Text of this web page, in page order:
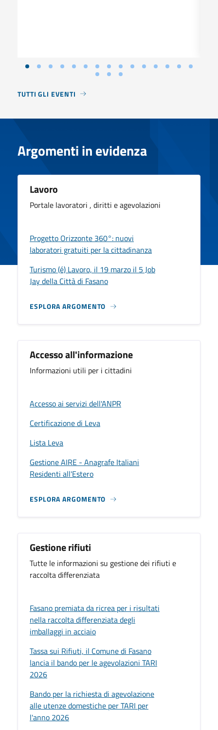
TUTTI GLI EVENTI
Argomenti in evidenza
Lavoro
Portale lavoratori , diritti e agevolazioni
Progetto Orizzonte 360°: nuovi
laboratori gratuiti per la cittadinanza
Turismo (é) Lavoro, il 19 marzo il 5 Job
Jay della Città di Fasano
ESPLORA ARGOMENTO
Accesso all'informazione
Informazioni utili per i cittadini
Accesso ai servizi dell'ANPR
Certificazione di Leva
Lista Leva
Gestione AIRE - Anagrafe Italiani
Residenti all'Estero
ESPLORA ARGOMENTO
Gestione rifiuti
Tutte le informazioni su gestione dei rifiuti e
raccolta differenziata
Fasano premiata da ricrea per i risultati
nella raccolta differenziata degli
imballaggi in acciaio
Tassa sui Rifiuti, il Comune di Fasano
lancia il bando per le agevolazioni TARI
2026
Bando per la richiesta di agevolazione
alle utenze domestiche per TARI per
l'anno 2026